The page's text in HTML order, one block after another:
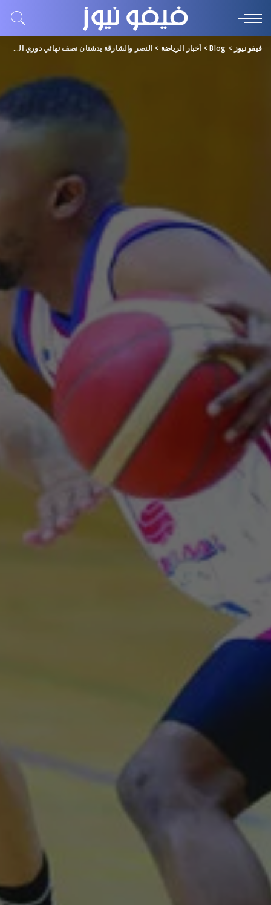
فيفو نيوز >
Blog
>أخبار الرياضة > النصر والشارقة يدشنان نصف نهائي دوري السلة اليوم